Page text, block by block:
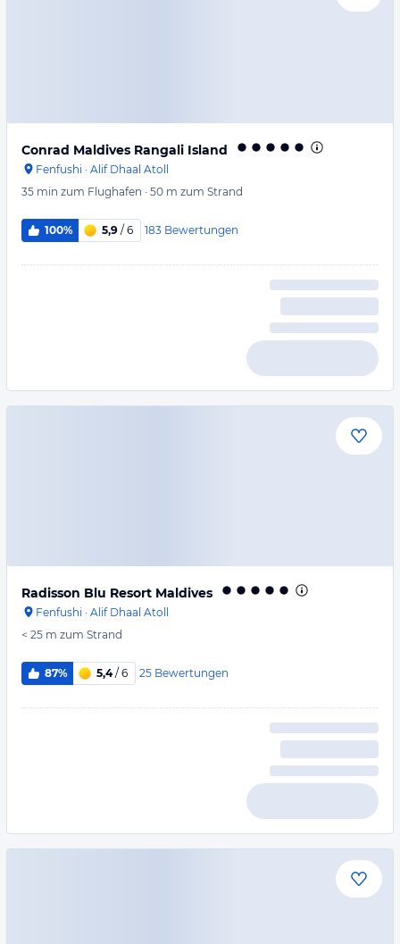
Conrad Maldives Rangali Island
Fenfushi · Alif Dhaal Atoll
35 min zum Flughafen · 50 m zum Strand
100% 5,9 / 6 183 Bewertungen
Radisson Blu Resort Maldives
Fenfushi · Alif Dhaal Atoll
< 25 m zum Strand
87% 5,4/ 6 25 Bewertungen